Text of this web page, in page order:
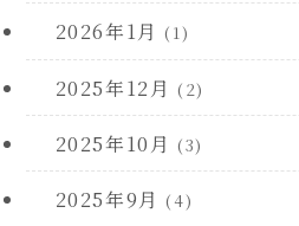
2026年1月 (1)
2025年12月 (2)
2025年10月 (3)
2025年9月 (4)